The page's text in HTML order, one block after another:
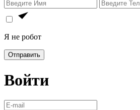
Я не робот
Отправить
Войти